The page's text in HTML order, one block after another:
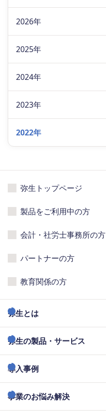
2026年
2025年
2024年
2023年
2022年
弥生トップページ
製品をご利用中の方
会計・社労士事務所の方
パートナーの方
教育関係の方
弥生とは
弥生の製品・サービス
導入事例
事業のお悩み解決